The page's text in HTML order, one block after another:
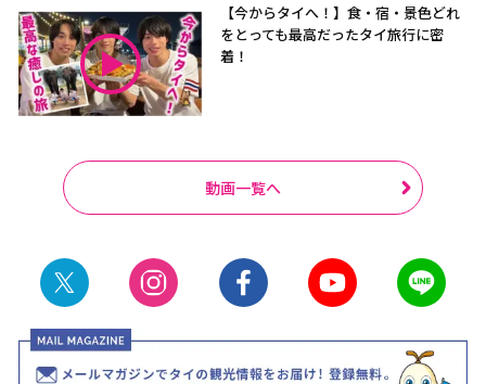
【今からタイへ！】食・宿・景色どれ
をとっても最高だったタイ旅行に密
着！
動画一覧へ